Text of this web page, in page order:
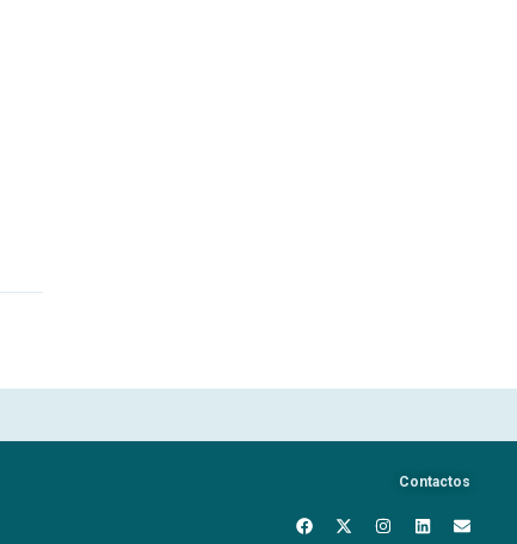
Contactos